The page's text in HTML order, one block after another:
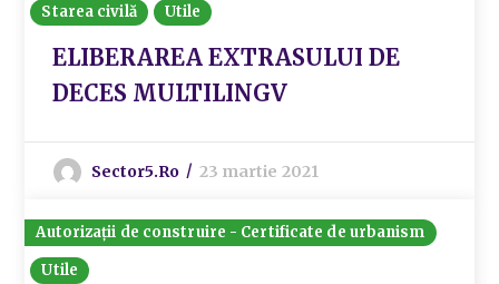
Starea civilă
Utile
ELIBERAREA EXTRASULUI DE
DECES MULTILINGV
Sector5.ro 23 martie 2021
Autorizații de construire - Certificate de urbanism
Utile